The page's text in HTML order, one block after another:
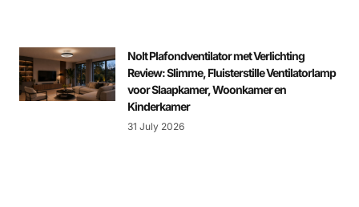
Nolt Plafondventilator met Verlichting
Review: Slimme, Fluisterstille Ventilatorlamp
voor Slaapkamer, Woonkamer en
Kinderkamer
31 July 2026